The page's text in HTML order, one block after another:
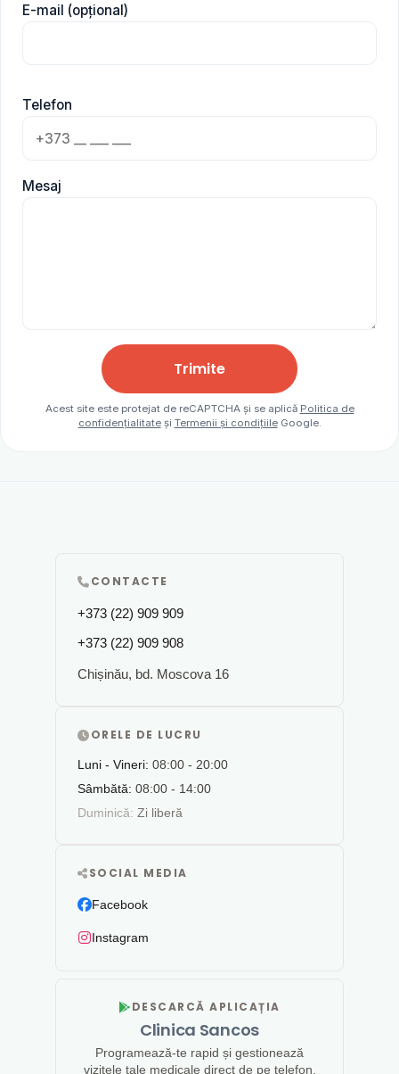
E-mail (opțional)
Telefon
Mesaj
Trimite
Acest site este protejat de reCAPTCHA și se aplică Politica de
confidențialitateși Termenii și condițiileGoogle.
CONTACTE
+373 (22) 909 909
+373 (22) 909 908
Chișinău, bd. Moscova 16
ORELE DE LUCRU
Luni - Vineri: 08:00 - 20:00
Sâmbătă: 08:00 - 14:00
Duminică: Zi liberă
SOCIAL MEDIA
Facebook
Instagram
DESCARCĂ APLICAȚIA
Clinica Sancos
Programează-te rapid și gestionează
vizitele tale medicale direct de pe telefon.